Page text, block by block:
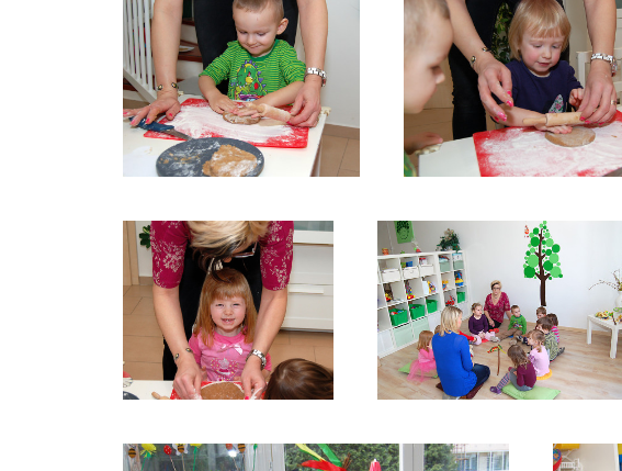
PEČENÍ-PERNÍČKŮ5 PEČENÍ-PERNÍČKŮ6
PEČENÍ-
PERNÍČKŮ8
VYPRÁVĚNÍ-O-
VELIKONOCÍCH,–
ŘÍKÁNÍ-KOLEDY